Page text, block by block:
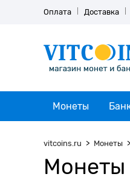
Оплата Доставка
Монеты
vitcoins.ru Монеты
Монеты